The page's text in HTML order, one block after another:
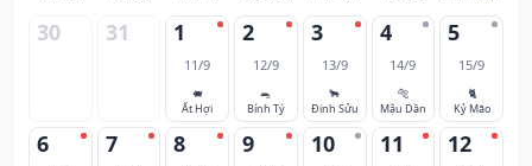
30 31 1
11/9
🐖
Ất Hợi
2
12/9
🐀
Bính Tý
3
13/9
🐂
Đinh Sửu
4
14/9
🐅
Mậu Dần
5
15/9
🐈
Kỷ Mão
6 7 8 9 10 11 12